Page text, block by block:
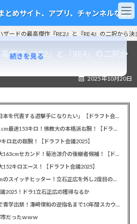
めサイト、アプリ、チャンネルなど】
ザードの最高傑作『RE2』と『RE4』の二択から決
傑作『RE2』と『RE4』の二択か
2025年10月20日
カープドラ6西川篤夢！「日本を代表する遊撃手になりたい」【ドラフト会議2025】
カープドラ5赤木晴哉！191cm最速153キロ！佛教大の本格派右腕！【ドラフト会議2025】
ロ北の剛腕！【ドラフト会議2025】
カープドラ3勝田成！近畿大163cmセカンド！菊池涼介の後継者候補！【ドラフト会議2025】
キロエース！【ドラフト会議2025】
カープドラ1平川蓮！187cmのスイッチヒッター！立石正広を外し2度目の重複も新井監督がクジを引き当てる！【ドラフト会議2025】
2025！ドラ1立石正広の獲得なるか
緒方孝市カープドラ3指名で青学出禁！澤﨑俊和の逆指名まで10年間スカウト出禁
だったｗｗｗ
続きを見る